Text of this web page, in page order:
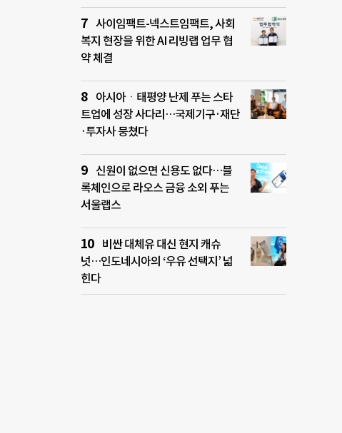
사이임팩트-넥스트임팩트, 사회
복지 현장을 위한 AI 리빙랩 업무 협
약 체결
아시아ㆍ태평양 난제 푸는 스타
트업에 성장 사다리…국제기구·재단
·투자사 뭉쳤다
신원이 없으면 신용도 없다…블
록체인으로 라오스 금융 소외 푸는
서울랩스
비싼 대체유 대신 현지 캐슈
넛…인도네시아의 ‘우유 선택지’ 넓
힌다